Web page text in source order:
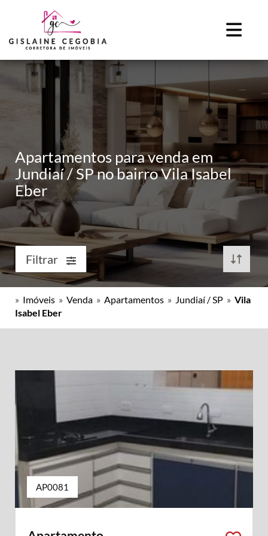
Apartamentos para venda em
Jundiaí / SP no bairro Vila Isabel
Eber
Filtrar
» Imóveis » Venda » Apartamentos » Jundiaí / SP » Vila
Isabel Eber
AP0081